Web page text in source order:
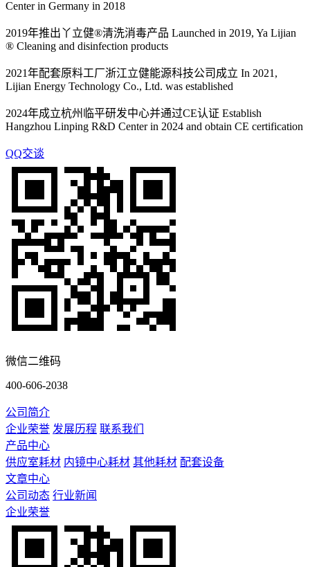
Center in Germany in 2018
2019年推出丫立健®清洗消毒产品 Launched in 2019, Ya Lijian
® Cleaning and disinfection products
2021年配套原料工厂浙江立健能源科技公司成立 In 2021,
Lijian Energy Technology Co., Ltd. was established
2024年成立杭州临平研发中心并通过CE认证 Establish
Hangzhou Linping R&D Center in 2024 and obtain CE certification
QQ交谈
微信二维码
400-606-2038
公司简介
企业荣誉 发展历程 联系我们
产品中心
供应室耗材 内镜中心耗材 其他耗材 配套设备
文章中心
公司动态 行业新闻
企业荣誉